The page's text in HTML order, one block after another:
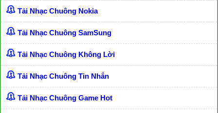
Tải Nhạc Chuông Nokia
Tải Nhạc Chuông SamSung
Tải Nhạc Chuông Không Lời
Tải Nhạc Chuông Tin Nhắn
Tải Nhạc Chuông Game Hot